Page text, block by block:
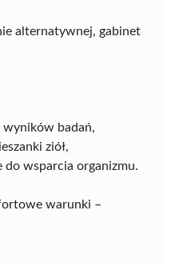
alternatywnej, gabinet
wyników badań,
ziół,
do wsparcia organizmu.
warunki –